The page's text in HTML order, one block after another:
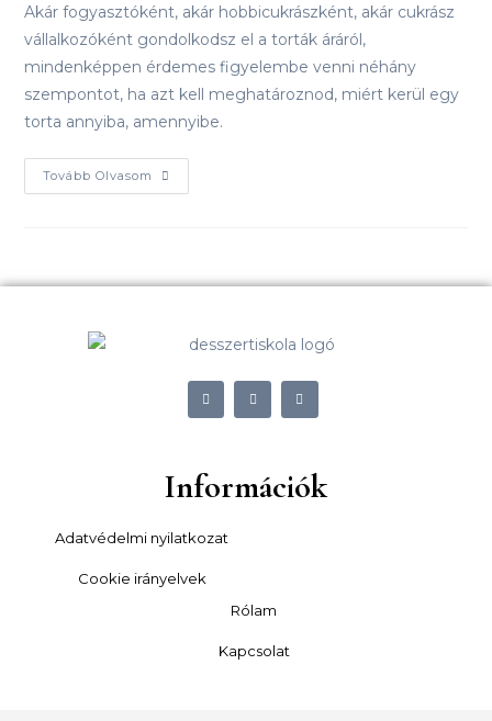
Akár fogyasztóként, akár hobbicukrászként, akár cukrász
vállalkozóként gondolkodsz el a torták áráról,
mindenképpen érdemes figyelembe venni néhány
szempontot, ha azt kell meghatároznod, miért kerül egy
torta annyiba, amennyibe.
Tovább Olvasom
Információk
Adatvédelmi nyilatkozat
Cookie irányelvek
Rólam
Kapcsolat